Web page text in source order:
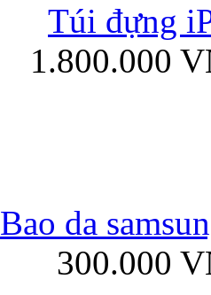
Túi xách da
Túi đựng
1.800.000
Bao da
300.000